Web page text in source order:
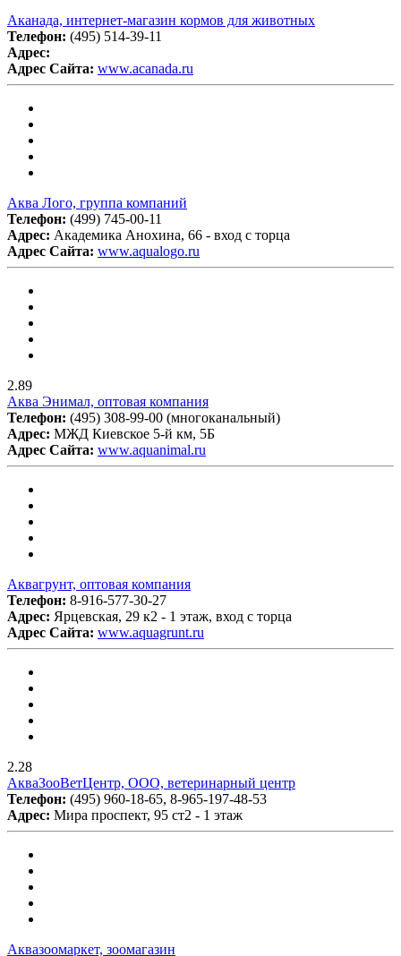
Аканада, интернет-магазин кормов для животных
Телефон: (495) 514-39-11
Адрес:
Адрес Сайта: www.acanada.ru
Аква Лого, группа компаний
Телефон: (499) 745-00-11
Адрес: Академика Анохина, 66 - вход с торца
Адрес Сайта: www.aqualogo.ru
2.89
Аква Энимал, оптовая компания
Телефон: (495) 308-99-00 (многоканальный)
Адрес: МЖД Киевское 5-й км, 5Б
Адрес Сайта: www.aquanimal.ru
Аквагрунт, оптовая компания
Телефон: 8-916-577-30-27
Адрес: Ярцевская, 29 к2 - 1 этаж, вход с торца
Адрес Сайта: www.aquagrunt.ru
2.28
АкваЗооВетЦентр, ООО, ветеринарный центр
Телефон: (495) 960-18-65, 8-965-197-48-53
Адрес: Мира проспект, 95 ст2 - 1 этаж
Аквазоомаркет, зоомагазин